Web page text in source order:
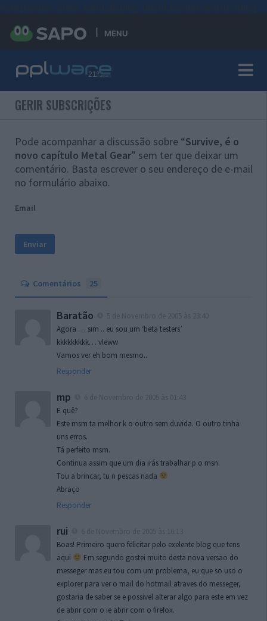
MENU
GERIR SUBSCRIÇÕES
Pode acompanhar a discussão sobre “Survive, é o
novo capítulo Metal Gear” sem ter que deixar um
comentário. Basta escrever o seu endereço de e-mail
no formulário abaixo.
Email
Comentários 25
Baratão
Agora … sim .. eu sou um ‘beta testers’
kkkkkkkkk… vleww
Vamos ver eh bom mesmo..
Responder
mp
E quê?
Este msm ta melhor k o outro sem duvida. O outro tinha
uns erros.
Tá perfeito msm.
Continua assim que um dia irás trabalhar p o msn.
Tou a brincar, tu n pescas nada
Abraço
Responder
rui
Boas! Primeiro quero felicitar pelo exelente blog que tens
aqui
Em segundo gostei muito desta nova versao do
messeger mas eu tou com um problema, eu que so uso o
explorer para ver o mail do hotmail atraves do messeger,
gostaria de saber se e possivel alterar algo para este em vez
de abrir com o ie abrir com o firefox.